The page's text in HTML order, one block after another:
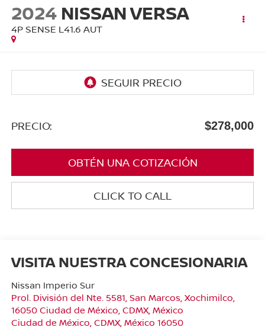
2024 NISSAN VERSA
4P SENSE L41.6 AUT
PRECIO: $278,000
OBTÉN UNA COTIZACIÓN
CLICK TO CALL
VISITA NUESTRA CONCESIONARIA
Nissan Imperio Sur
Prol. División del Nte. 5581, San Marcos, Xochimilco,
16050 Ciudad de México, CDMX, México
Ciudad de México, CDMX, México 16050